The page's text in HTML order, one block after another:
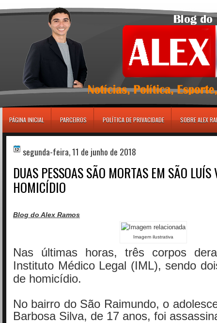
PÁGINA INICIAL PARCEIROS POLÍTICA DE PRIVACIDADE SOBRE ALEX
segunda-feira, 11 de junho de 2018
DUAS PESSOAS SÃO MORTAS EM SÃO
HOMICÍDIO
Blog do Alex Ramos
Imagem ilustrativa
Nas últimas horas, três corpos
Instituto Médico Legal (IML), sendo
de homicídio.
No bairro do São Raimundo, o
Barbosa Silva, de 17 anos, foi